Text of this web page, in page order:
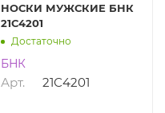
НОСКИ МУЖСКИЕ БНК
21С4201
Достаточно
БНК
Арт. 21С4201